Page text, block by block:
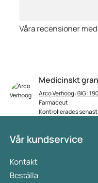
Medicinskt
Arco Verhoog:BIG:
Farmaceut
Kontrollerades
Våra recensioner
Vår kundservice
Kontakt
Beställa